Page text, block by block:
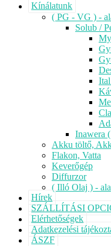
Kínálatunk
( PG - VG ) -
Solub /
Inawera
Akku töltő,
Flakon, Vatta
Keverőgép
Diffurzor
( Illó Olaj ) -
Hírek
SZÁLLÍTÁSI
Elérhetőségek
Adatkezelési
ÁSZF